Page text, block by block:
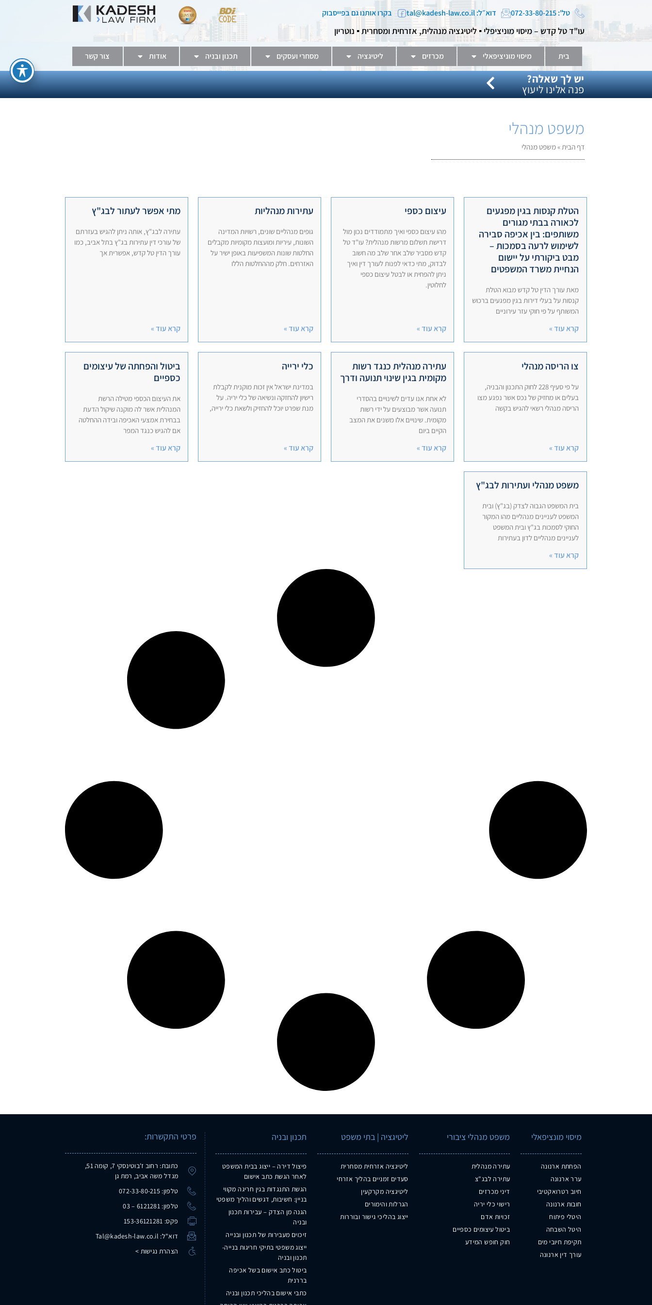
טל': 072-33-80-215 דוא״ל: tal@kadesh-law.co.il בקרו אותנו גם בפייסבוק
עו"ד טל קדש – מיסוי מוניציפלי ▪️ ליטיגציה מנהלית, אזרחית ומסחרית ▪️ נוטריון
בית מיסוי מוניציפאלי מכרזים ליטיגציה מסחרי ועסקים תכנון ובניה אודות צור קשר
יש לך שאלה?
פנה אלינו ליעוץ
משפט מנהלי
דף הבית »משפט מנהלי
הטלת קנסות בגין מפגעים
לכאורה בבתי מגורים
משותפים: בין אכיפה סבירה
לשימוש לרעה בסמכות –
מבט ביקורתי על יישום
הנחיית משרד המשפטים
מאת עורך הדין טל קדש מבוא הטלת
קנסות על בעלי דירות בגין מפגעים ברכוש
המשותף על פי חוקי עזר עירוניים
קרא עוד »
עיצום כספי
מהו עיצום כספי ואיך מתמודדים נכון מול
דרישת תשלום מרשות מנהלית? עו"ד טל
קדש מסביר שלב אחר שלב מה חשוב
לבדוק, מתי כדאי לפנות לעורך דין ואיך
ניתן להפחית או לבטל עיצום כספי
לחלוטין.
קרא עוד »
עתירות מנהליות
גופים מנהליים שונים, רשויות המדינה
השונות, עיריות ומועצות מקומיות מקבלים
החלטות שונות המשפיעות באופן ישיר על
האזרחים. חלק מההחלטות הללו
קרא עוד »
מתי אפשר לעתור לבג"ץ
עתירה לבג"ץ, אותה ניתן להגיש בעזרתם
של עורכי דין עתירות בג"ץ בתל אביב, כמו
עורך הדין טל קדש, אפשרית אך
קרא עוד »
צו הריסה מנהלי
על פי סעיף 228 לחוק התכנון והבניה,
בעלים או מחזיק של נכס אשר נפגע מצו
הריסה מנהלי רשאי להגיש בקשה
קרא עוד »
עתירה מנהלית כנגד רשות
מקומית בגין שינוי תנועה ודרך
לא אחת אנו עדים לשינויים בהסדרי
תנועה אשר מבוצעים על ידי רשות
מקומית. שינויים אלו משנים את המצב
הקיים ביום
קרא עוד »
כלי ירייה
במדינת ישראל אין זכות מוקנית לקבלת
רישיון להחזקה ונשיאה של כלי יריה. על
מנת שפרט יוכל להחזיק ולשאת כלי ירייה,
קרא עוד »
ביטול והפחתה של עיצומים
כספיים
את העיצום הכספי מטילה הרשת
המנהלית אשר לה מוקנה שיקול הדעת
בבחירת אמצעי האכיפה ובידה ההחלטה
אם להגיש כנגד המפר
קרא עוד »
משפט מנהלי ועתירות לבג"ץ
בית המשפט הגבוה לצדק (בג"ץ) ובית
המשפט לעניינים מנהליים מהו המקור
החוקי לסמכות בג"ץ ובית המשפט
לעניינים מנהליים לדון בעתירות
קרא עוד »
מיסוי מונציפאלי
הפחתת ארנונה
ערר ארנונה
חיוב רטרואקטיבי
חובות ארנונה
היטלי פיתוח
היטל השבחה
תקיפת חיובי מים
עורך דין ארנונה
משפט מנהלי ציבורי
עתירה מנהלית
עתירה לבג"צ
דיני מכרזים
רישוי כלי יריה
זכויות אדם
ביטול עיצומים כספיים
חוק חופש המידע
ליטיגציה | בתי משפט
ליטיגציה אזרחית מסחרית
סעדים זמניים בהליך אזרחי
ליטיגציה מקרקעין
הגרלות והימורים
ייצוג בהליכי גישור ובוררות
תכנון ובניה
פיצול דירה – ייצוג בבית המשפט
לאחר הגשת כתב אישום
הגשת התנגדות בגין חריגה מקווי
בניין: חשיבות, דגשים והליך משפטי
הגנה מן הצדק – עבירות תכנון
ובניה
זיכוים מעבירות של תכנון ובנייה
ייצוג משפטי בתיקי חריגות בנייה-
תכנון ובניה
ביטול כתב אישום בשל אכיפה
בררנית
כתבי אישום בהליכי תכנון ובניה
פרטי התקשרות:
כתובת: רחוב ז'בוטינסקי 7, קומה 51,
מגדל משה אביב, רמת גן
טלפון: 072-33-80-215
טלפון: 6121281 – 03
פקס: 153-36121281
דוא"ל: Tal@kadesh-law.co.il
הצהרת נגישות >